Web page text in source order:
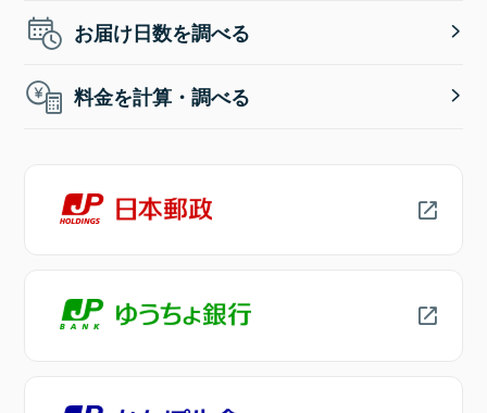
お届け日数を調べる
料金を計算・調べる